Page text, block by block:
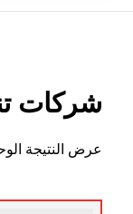
شركات
عرض النتيجة